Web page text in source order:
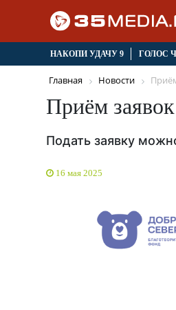
НАКОПИ УДАЧУ 9 ГОЛОС
Главная Новости
Приём
Подать заявку
16 мая 2025